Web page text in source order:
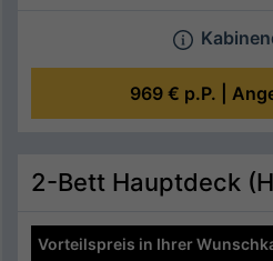
969 € p.P. |
2-Bett Hauptdeck
Vorteilspreis in Ihrer